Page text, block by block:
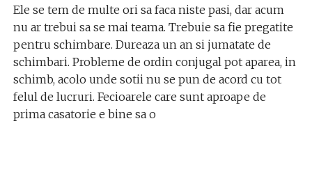
Ele se tem de multe ori sa faca niste pasi, dar acum
nu ar trebui sa se mai teama. Trebuie sa fie pregatite
pentru schimbare. Dureaza un an si jumatate de
schimbari. Probleme de ordin conjugal pot aparea, in
schimb, acolo unde sotii nu se pun de acord cu tot
felul de lucruri. Fecioarele care sunt aproape de
prima casatorie e bine sa o